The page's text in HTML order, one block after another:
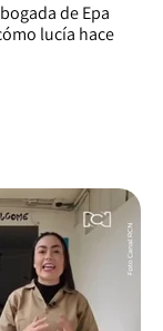
de Epa
lucía hace